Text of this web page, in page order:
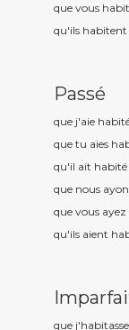
que vous habit
qu'ils habitent
Passé
que j'aie habit
que tu aies
qu'il ait habité
que nous
que vous
qu'ils aient
que j'habitasse